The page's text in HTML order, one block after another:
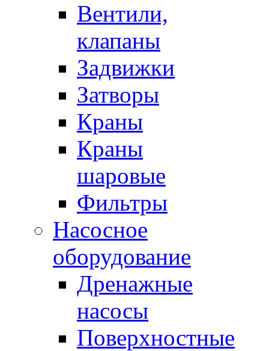
Вентили,
клапаны
Задвижки
Затворы
Краны
Краны
шаровые
Фильтры
Насосное
оборудование
Дренажные
насосы
Поверхностные